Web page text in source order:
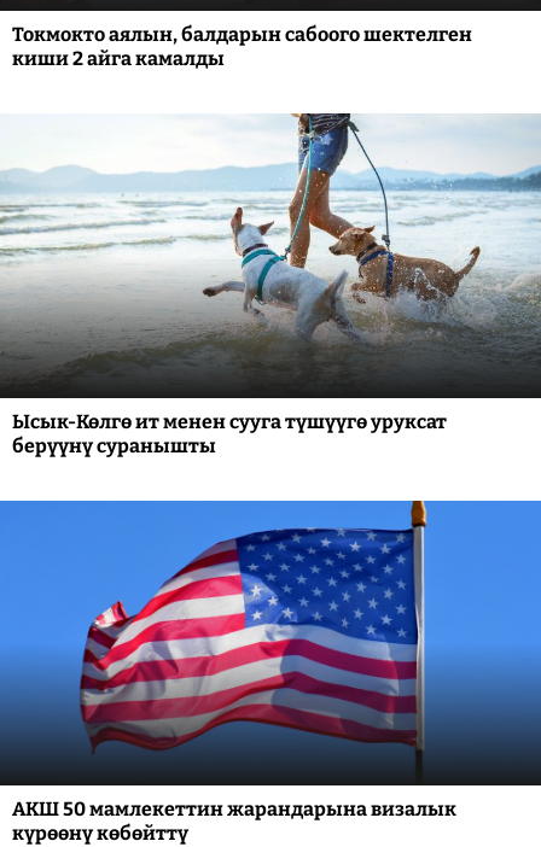
Токмокто аялын, балдарын сабоого шектелген
киши 2 айга камалды
Ысык-Көлгө ит менен сууга түшүүгө уруксат
берүүнү суранышты
АКШ 50 мамлекеттин жарандарына визалык
күрөөнү көбөйттү